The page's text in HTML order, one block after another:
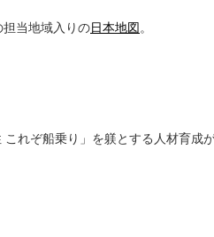
当地域入りの日本地図。
れぞ船乗り」を躾とする人材育成